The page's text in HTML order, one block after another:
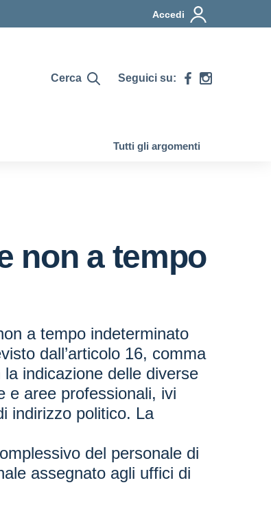
Accedi
Cerca Seguici su:
Tutti gli argomenti
non a tempo
a tempo indeterminato
dall’articolo 16, comma
indicazione delle diverse
e aree professionali, ivi
indirizzo politico. La
del personale di
assegnato agli uffici di